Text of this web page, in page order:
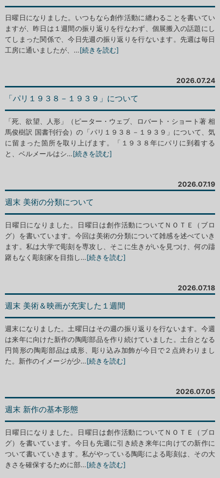
日曜日になりました。いつもなら創作活動に纏わることを書いてい
ますが、昨日は１週間の振り返りを行なわず、個展搬入の話題にし
てしまった関係で、今日先週の振り返りを行ないます。先週は毎日
工房に通いましたが、…[続きを読む]
2026.07.24
「パリ１９３８－１９３９」について
「死、欲望、人形」（ピーター・ウェブ、ロバート・ショート著 相
馬俊樹訳 国書刊行会）の「パリ１９３８－１９３９」について、気
に留まった箇所を取り上げます。「１９３８年にパリに到着する
と、ベルメールはシ…[続きを読む]
2026.07.19
週末 美術の分類について
日曜日になりました。日曜日は創作活動についてＮＯＴＥ（ブロ
グ）を書いています。今回は美術の分類について雑感を述べていき
ます。私は大学で彫刻を専攻し、そこに生きがいを見つけ、何の躊
躇もなく彫刻家を目指し…[続きを読む]
2026.07.18
週末 美術＆映画が充実した１週間
週末になりました。土曜日はその週の振り返りを行ないます。今週
は来年に向けた新作の陶彫部品を作り続けていました。土台となる
円筒形の陶彫部品は成形、彫り込み加飾が今日で２点終わりまし
た。新作のイメージが少…[続きを読む]
2026.07.05
週末 新作の基本形態
日曜日になりました。日曜日は創作活動についてＮＯＴＥ（ブロ
グ）を書いています。今日も先週に引き続き来年に向けての新作に
ついて書いていきます。私がやっている陶彫による彫刻は、その大
きさを確保するために部…[続きを読む]